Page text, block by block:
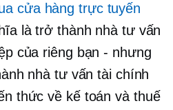
cửa hàng trực tuyến
là trở thành nhà tư vấn
của riêng bạn - nhưng
nhà tư vấn tài chính
​​thức về kế toán và thuế